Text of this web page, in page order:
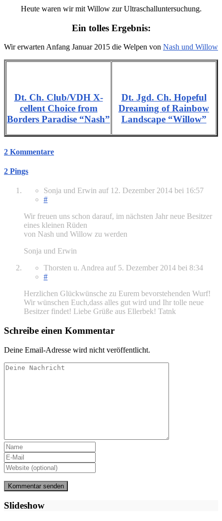
Heute waren wir mit Willow zur Ultraschalluntersuchung.
Ein tolles Ergebnis:
Wir erwarten Anfang Januar 2015 die Welpen von Nash und Willow
Dt. Ch. Club/VDH X-
cellent Choice from
Borders Paradise “Nash”
Dt. Jgd. Ch. Hopeful
Dreaming of Rainbow
Landscape “Willow”
2 Kommentare
2 Pings
Sonja und Erwin auf 12. Dezember 2014 bei 16:57
#
Wir freuen uns schon darauf, im nächsten Jahr neue Besitzer
eines kleinen Rüden
von Nash und Willow zu werden
Sonja und Erwin
Thorsten u. Andrea auf 5. Dezember 2014 bei 8:34
#
Herzlichen Glückwünsche zu Eurem bevorstehenden Wurf!
Wir wünschen Euch,dass alles gut wird und Ihr tolle neue
Besitzer findet! Liebe Grüße aus Ellerbek! Tatnk
Schreibe einen Kommentar
Deine Email-Adresse wird nicht veröffentlicht.
Slideshow